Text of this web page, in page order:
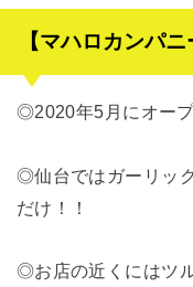
【マハロカンパニ
◎2020年5月にオー
◎仙台ではガーリッ
だけ！！
◎お店の近くにはツ